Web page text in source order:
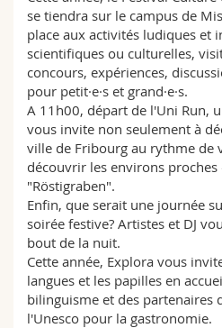
se tiendra sur le campus de
place aux activités ludiques et
scientifiques ou culturelles,
concours, expériences,
pour petit·e·s et grand·e·s.
A 11h00, départ de l'Uni Run,
vous invite non seulement à
ville de Fribourg au rythme de
découvrir les environs
"Röstigraben".
Enfin, que serait une journée
soirée festive? Artistes et DJ
bout de la nuit.
Cette année, Explora vous
langues et les papilles en
bilinguisme et des partenaires
l'Unesco pour la gastronomie.